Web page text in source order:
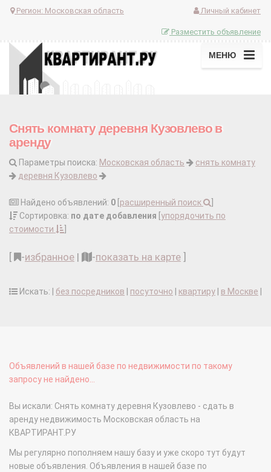
Регион: Московская область Личный кабинет
Разместить объявление
МЕНЮ
Снять комнату деревня Кузовлево в
аренду
Параметры поиска: Московская область
снять комнату
деревня Кузовлево
Найдено объявлений: 0 расширенный поиск
Сортировка: по дате добавления упорядочить по
стоимости
-избранное | -показать на карте
Искать: | без посредников посуточно квартиру в Москве
Объявлений в нашей базе по недвижимости по такому
запросу не найдено...
Вы искали: Снять комнату деревня Кузовлево - сдать в
аренду недвижимость Московская область на
КВАРТИРАНТ.РУ
Мы регулярно пополняем нашу базу и уже скоро тут будут
новые объявления. Объявления в нашей базе по